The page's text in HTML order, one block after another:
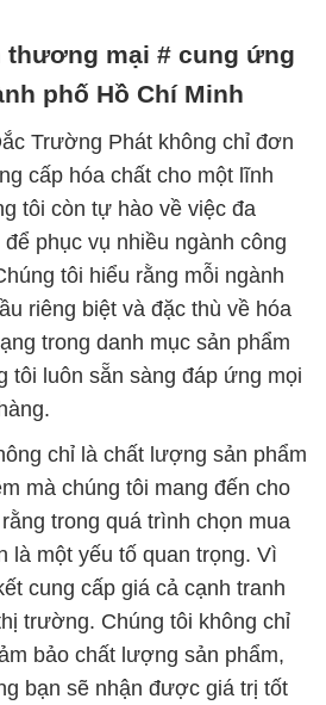
thương mại # cung ứng
phố Hồ Chí Minh
Trường Phát không chỉ đơn
cấp hóa chất cho một lĩnh
tôi còn tự hào về việc đa
phục vụ nhiều ngành công
tôi hiểu rằng mỗi ngành
riêng biệt và đặc thù về hóa
trong danh mục sản phẩm
tôi luôn sẵn sàng đáp ứng mọi
chỉ là chất lượng sản phẩm
mà chúng tôi mang đến cho
trong quá trình chọn mua
là một yếu tố quan trọng. Vì
cung cấp giá cả cạnh tranh
trường. Chúng tôi không chỉ
bảo chất lượng sản phẩm,
bạn sẽ nhận được giá trị tốt